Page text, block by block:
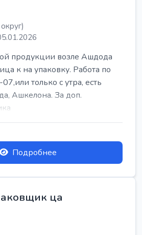
продукции возле Ашдода
к на упаковку. Работа по
только с утра, есть
Ашкелона. За доп.
Подробнее
ца